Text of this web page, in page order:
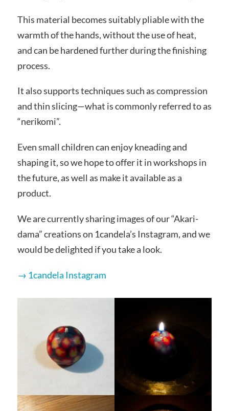
This material becomes suitably pliable with the
warmth of the hands, without the use of heat,
and can be hardened further during the finishing
process.
It also supports techniques such as compression
and thin slicing—what is commonly referred to as
“nerikomi”.
Even small children can enjoy kneading and
shaping it, so we hope to offer it in workshops in
the future, as well as make it available as a
product.
We are currently sharing images of our “Akari-
dama” creations on 1candela’s Instagram, and we
would be delighted if you take a look.
→ 1candela Instagram